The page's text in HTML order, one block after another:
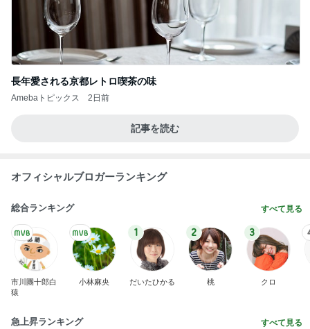
長年愛される京都レトロ喫茶の味
Amebaトピックス 2日前
記事を読む
オフィシャルブロガーランキング
総合ランキング すべて見る
市川團十郎白
猿
小林麻央
1
だいたひかる
2
桃
3
クロ
急上昇ランキング すべて見る